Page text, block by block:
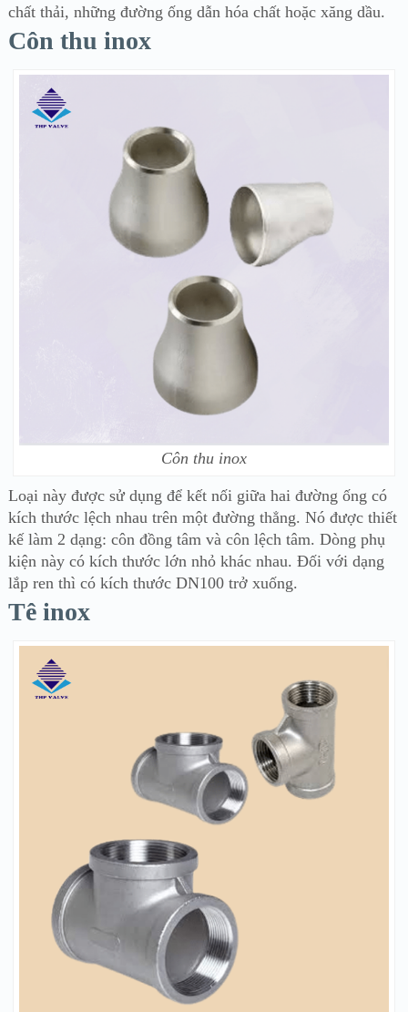
chất thải, những đường ống dẫn hóa chất hoặc xăng dầu.
Côn thu inox
Côn thu inox
Loại này được sử dụng để kết nối giữa hai đường ống có
kích thước lệch nhau trên một đường thẳng. Nó được thiết
kế làm 2 dạng: côn đồng tâm và côn lệch tâm. Dòng phụ
kiện này có kích thước lớn nhỏ khác nhau. Đối với dạng
lắp ren thì có kích thước DN100 trở xuống.
Tê inox